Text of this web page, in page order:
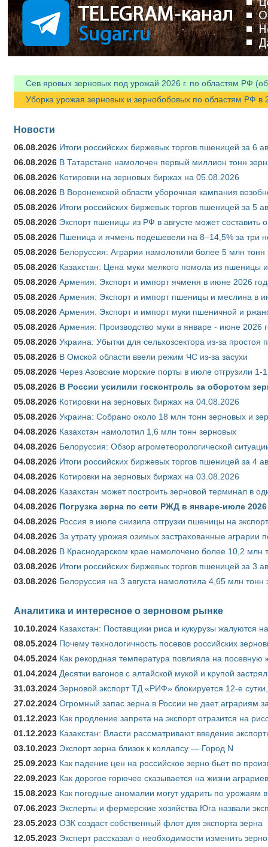
Сев яровых зерновых под урожай 2026 г. по областям РФ
Уборка урожая зерновых и зернобобовых по областям РФ в
Новости
06.08.2026 Итоги российских биржевых торгов пшеницей за 6
06.08.2026 В Татарстане намолочен первый миллион тонн
06.08.2026 Котировки на зерновых биржах на 05.08.2026
06.08.2026 В Воронежской области уборочная кампания
05.08.2026 Итоги российских биржевых торгов пшеницей за 5
05.08.2026 Экспорт пшеницы из РФ в августе может составить
05.08.2026 Пшеница и ячмень подешевели на 8–14,5% за три
05.08.2026 Белоруссия: Аграрии намолотили более 5 млн тонн
05.08.2026 Казахстан: Цена муки мелкого помола из пшеницы
05.08.2026 Армения: Экспорт и импорт ячменя в июне 2026
05.08.2026 Армения: Экспорт и импорт пшеницы и меслина в
05.08.2026 Армения: Экспорт и импорт муки пшеничной и
05.08.2026 Армения: Производство муки в январе - июне 2026
05.08.2026 Украина: Убытки для сельхозсектора из-за простоя
05.08.2026 В Омской области ввели режим ЧС из-за засухи
05.08.2026 Через Азовские морские порты в июле отгрузили
05.08.2026 В России усилили госконтроль за оборотом
05.08.2026 Котировки на зерновых биржах на 04.08.2026
05.08.2026 Украина: Собрано около 18 млн тонн зерновых и
04.08.2026 Казахстан намолотил 1,6 млн тонн зерновых
04.08.2026 Белоруссия: Обзор агрометеорологической
04.08.2026 Итоги российских биржевых торгов пшеницей за 4
04.08.2026 Котировки на зерновых биржах на 03.08.2026
04.08.2026 Казахстан может построить зерновой терминал в
04.08.2026 Погрузка зерна по сети РЖД в январе-июле
04.08.2026 Россия в июле снизила отгрузки пшеницы на
04.08.2026 За утрату урожая озимых застрахованные аграрии
04.08.2026 В Краснодарском крае намолочено более 10,2 млн
03.08.2026 Итоги российских биржевых торгов пшеницей за 3
03.08.2026 Белоруссия на 3 августа намолотила 4,65 млн тонн
Аналитика и интересное о зерновом рынке
10.10.2024 Казахстан: Поставщики риса и кукурузы жалуются
08.05.2024 Почему технологичность посевов российских
04.05.2024 Как рекордная температура повлияла на
01.04.2024 Десятки вагонов с алтайской мукой и крупой
31.03.2024 Зерновой экспорт ТД «РИФ» блокируется 12-е
27.02.2024 Огромный запас зерна в России не дает аграриям
01.12.2023 Как продление запрета на экспорт отразится на
01.12.2023 Казахстан: Власти рассматривают введение
03.10.2023 Экспорт зерна близок к коллапсу — Город N
25.09.2023 Как падение цен на российское зерно бьёт по
22.09.2023 Как дорогое горючее сказывается на жизни аграриев
15.08.2023 Как погодные аномалии могут ударить по урожаям
07.06.2023 Эксперты и фермерские хозяйства Юга назвали
23.05.2023 ОЗК создаст собственный флот для экспорта зерна
12.05.2023 Эксперт рассказал о необходимости изменить